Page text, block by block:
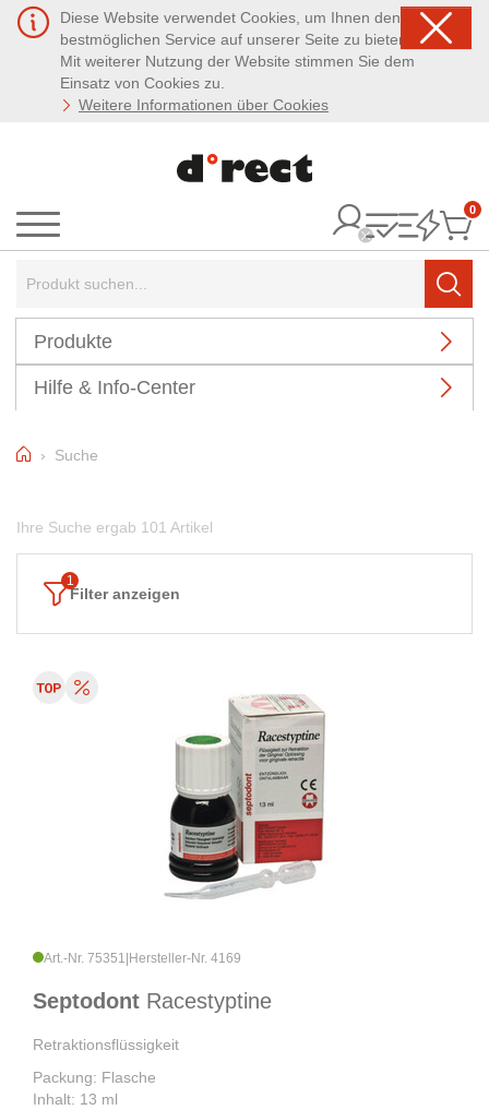
Diese Website verwendet Cookies, um Ihnen den
bestmöglichen Service auf unserer Seite zu bieten.
Mit weiterer Nutzung der Website stimmen Sie dem
Einsatz von Cookies zu.
Weitere Informationen über Cookies
Menü
0
Produkte
Hilfe & Info-Center
HomeSuche
Ihre Suche ergab 101 Artikel
Filter anzeigen
Art.-Nr. 75351 Hersteller-Nr. 4169
Septodont Racestyptine
Retraktionsflüssigkeit
Packung: Flasche
Inhalt: 13 ml